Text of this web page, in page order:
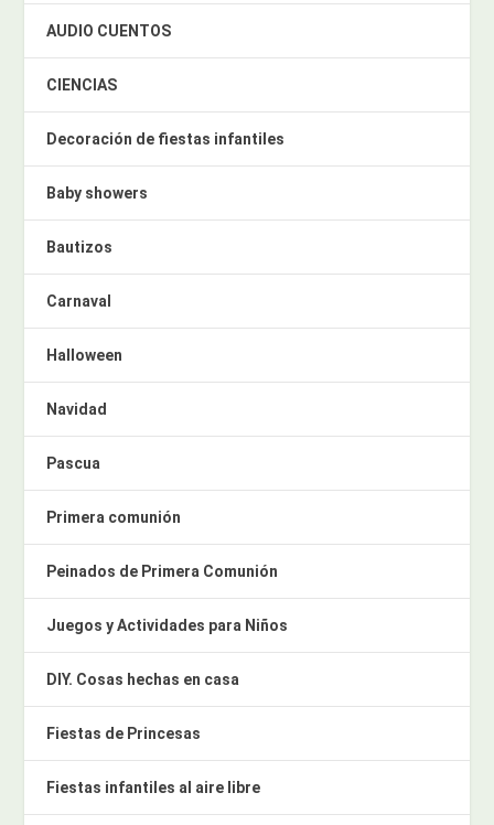
AUDIO CUENTOS
CIENCIAS
Decoración de fiestas infantiles
Baby showers
Bautizos
Carnaval
Halloween
Navidad
Pascua
Primera comunión
Peinados de Primera Comunión
Juegos y Actividades para Niños
DIY. Cosas hechas en casa
Fiestas de Princesas
Fiestas infantiles al aire libre